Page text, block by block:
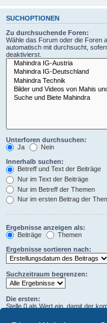
SUCHOPTIONEN
Zu durchsuchende Foren:
Wähle das Forum oder die Foren
automatisch mit durchsucht,
deaktivierst.
Unterforen durchsuchen:
Ja
Nein
Innerhalb suchen:
Betreff und Text der Beiträge
Nur im Text der Beiträge
Nur im Betreff der Themen
Nur im ersten Beitrag der
Ergebnisse anzeigen als:
Beiträge
Themen
Ergebnisse sortieren nach:
Suchzeitraum begrenzen:
Die ersten:
Stelle 0 als Wert ein, damit der